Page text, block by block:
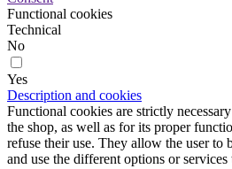
Functional cookies
Technical
No
Yes
Description and cookies
Functional cookies are strictly
the shop, as well as for its proper
refuse their use. They allow the user to
and use the different options or